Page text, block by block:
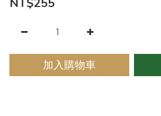
NT$255
加入購物車